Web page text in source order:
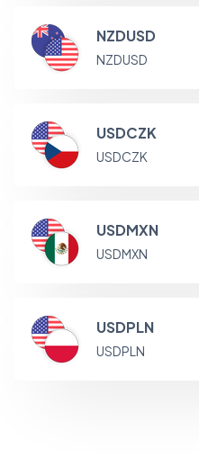
NZDUSD
NZDUSD
USDCZK
USDCZK
USDMXN
USDMXN
USDPLN
USDPLN